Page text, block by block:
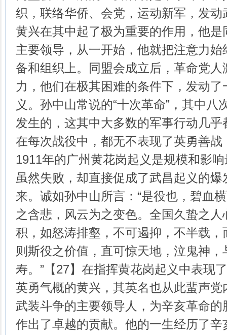
织，联络华侨、会党，运动新军，发
黄兴在其中起了极为重要的作用，他
主要领导，从一开始，他就把注意力
备和组织上。同盟会成立后，革命党
力，他们在极其困难的条件下，发动
义。孙中山常说的“十次革命”，其中八
发生的，这其中大多数的军事行动几
在每次战役中，都无不表现了英勇善
1911年的广州黄花岗起义是规模和影
虽然失败，却直接促成了武昌起义的
来。诚如孙中山所言：“是役也，碧血
之含悲，风云为之变色。全国久蛰之
积，如怒涛排壑，不可遏抑，不半载
则斯役之价值，直可惊天地，泣鬼神
寿。”【27】在指挥黄花岗起义中表现
英勇气概的黄兴，其英名也从此蜚声
武装斗争的主要领导人，为辛亥革命
作出了卓越的贡献。他的一生经历了